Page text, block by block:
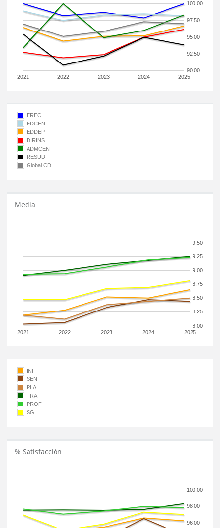
2021 2022 2023 2024 2025
90.00
92.50
95.00
97.50
100.00
EREC
EDCEN
EDDEP
DIRINS
ADMCEN
RESUD
Global CD
Media
2021 2022 2023 2024 2025
8.00
8.25
8.50
8.75
9.00
9.25
9.50
INF
SEN
PLA
TRA
PROF
SG
% Satisfacción
96.00
98.00
100.00